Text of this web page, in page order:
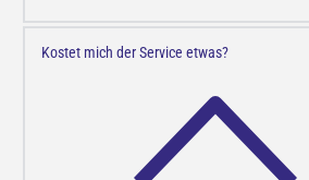
Kostet mich der Service etwas?